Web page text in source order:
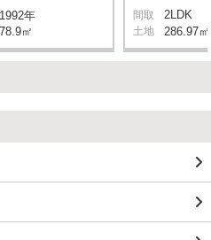
1992年
78.9㎡
間取 2LDK
土地 286.97㎡